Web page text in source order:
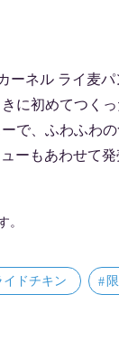
ネル ライ麦パ
に初めてつく
で、ふわふわ
ーもあわせて発
。
ドチキン